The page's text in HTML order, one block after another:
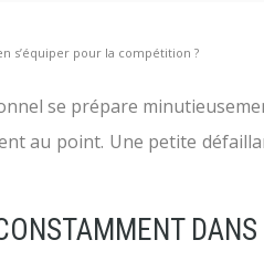
s’équiper pour la compétition ?
se prépare
au point. Une petite